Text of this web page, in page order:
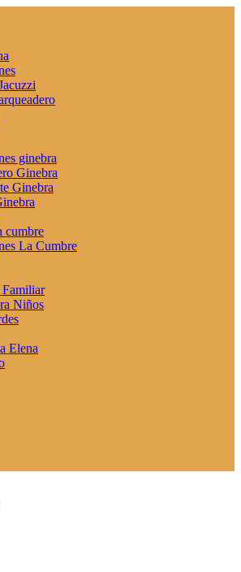
ginebra
Ginebra
Ginebra
cumbre
La Cumbre
Niños
Elena